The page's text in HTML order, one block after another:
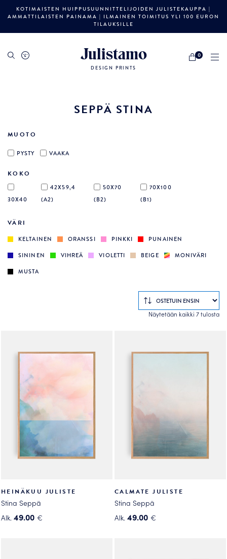
KOTIMAISTEN HUIPPUSUUNNITTELIJOIDEN JULISTEKAUPPA |
AMMATTILAISTEN PAINAMA | ILMAINEN TOIMITUS YLI 100 EURON
TILAUKSILLE
Julistamo
DESIGN PRINTS
0
SEPPÄ STINA
MUOTO
PYSTY VAAKA
KOKO
30X40
42X59,4
(A2)
50X70
(B2)
70X100
(B1)
VÄRI
KELTAINEN ORANSSI PINKKI
PUNAINEN
SININEN
VIHREÄ VIOLETTI BEIGE
MONIVÄRI
MUSTA
Näytetään kaikki 7 tulosta
HEINÄKUU JULISTE
Stina Seppä
Alk. 49.00 €
CALMATE JULISTE
Stina Seppä
Alk. 49.00 €